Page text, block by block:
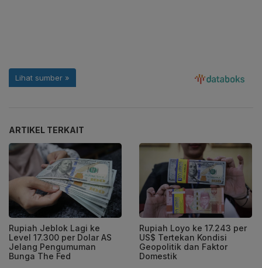
ARTIKEL TERKAIT
Rupiah Jeblok Lagi ke
Level 17.300 per Dolar AS
Jelang Pengumuman
Bunga The Fed
Rupiah Loyo ke 17.243 per
US$ Tertekan Kondisi
Geopolitik dan Faktor
Domestik